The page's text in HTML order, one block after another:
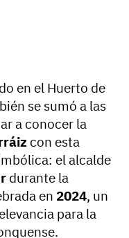
en el Huerto de
se sumó a las
a conocer la
con esta
el alcalde
durante la
en 2024, un
para la